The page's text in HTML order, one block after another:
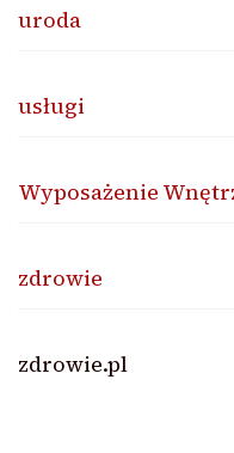
uroda
usługi
Wyposażenie
zdrowie
zdrowie.pl